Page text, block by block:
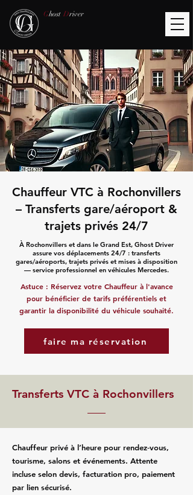
Ghost Driver
Chauffeur VTC à Rochonvillers
– Transferts gare/aéroport &
trajets privés 24/7
À Rochonvillers et dans le Grand Est, Ghost Driver
assure vos déplacements 24/7 : transferts
gares/aéroports, trajets privés et mises à disposition
— service professionnel en véhicules Mercedes.
Astuce : Réservez votre Chauffeur à l'avance
pour bénéficier de tarifs préférentiels et
garantir la disponibilité du véhicule souhaité.
faire ma réservation
Transferts VTC à Rochonvillers
Chauffeur privé à l’heure pour rendez‑vous,
tourisme, salons et événements. Attente
incluse selon devis, facturation pro, paiement
par lien sécurisé.